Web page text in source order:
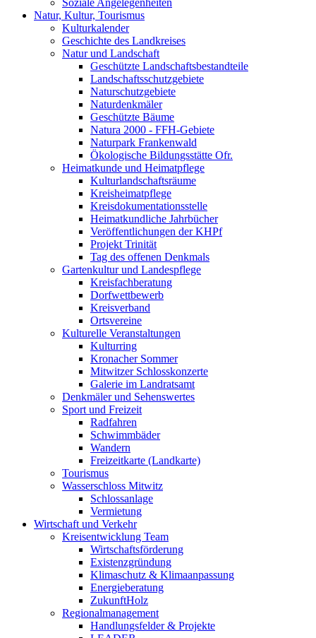
Soziale Angelegenheiten
Natur, Kultur, Tourismus
Kulturkalender
Geschichte des Landkreises
Natur und Landschaft
Geschützte Landschaftsbestandteile
Landschaftsschutzgebiete
Naturschutzgebiete
Naturdenkmäler
Geschützte Bäume
Natura 2000 - FFH-Gebiete
Naturpark Frankenwald
Ökologische Bildungsstätte Ofr.
Heimatkunde und Heimatpflege
Kulturlandschaftsräume
Kreisheimatpflege
Kreisdokumentationsstelle
Heimatkundliche Jahrbücher
Veröffentlichungen der KHPf
Projekt Trinität
Tag des offenen Denkmals
Gartenkultur und Landespflege
Kreisfachberatung
Dorfwettbewerb
Kreisverband
Ortsvereine
Kulturelle Veranstaltungen
Kulturring
Kronacher Sommer
Mitwitzer Schlosskonzerte
Galerie im Landratsamt
Denkmäler und Sehenswertes
Sport und Freizeit
Radfahren
Schwimmbäder
Wandern
Freizeitkarte (Landkarte)
Tourismus
Wasserschloss Mitwitz
Schlossanlage
Vermietung
Wirtschaft und Verkehr
Kreisentwicklung Team
Wirtschaftsförderung
Existenzgründung
Klimaschutz & Klimaanpassung
Energieberatung
ZukunftHolz
Regionalmanagement
Handlungsfelder & Projekte